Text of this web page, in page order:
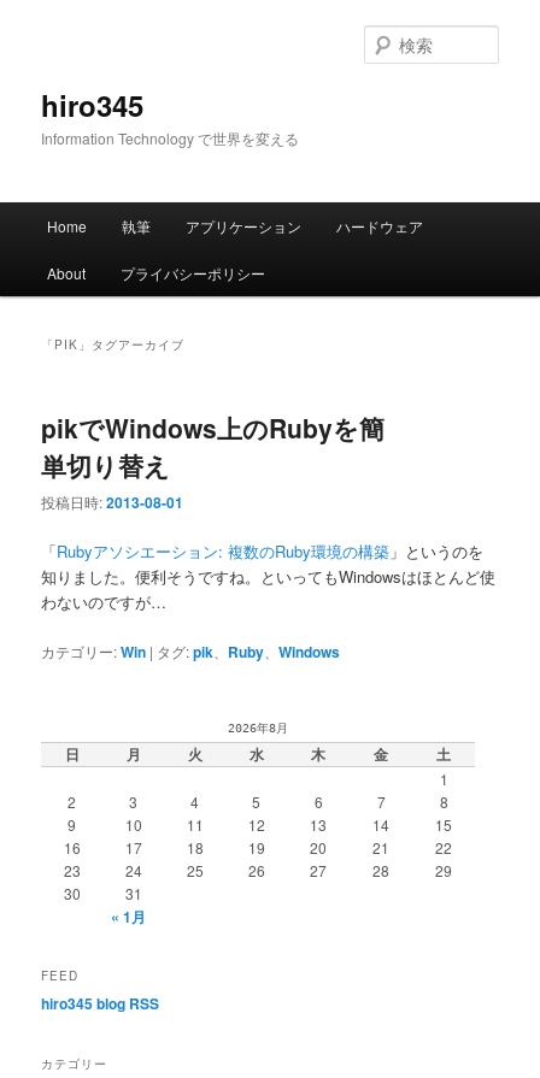
hiro345
Information Technology で世界を変える
索
メ
Home 執筆 アプリケーション ハードウェア
About プライバシーポリシー
「 PIK 」タグアーカイブ
pikでWindows上のRubyを簡
単切り替え
投稿日時:2013-08-01
「Rubyアソシエーション: 複数のRuby環境の構築 」というのを
知りました。便利そうですね。といってもWindowsはほとんど使
わないのですが…
カテゴリー:Win | タグ:pik Ruby 、Windows
2026年8月
日 月 火 水 木 金 土
1
2
3 4 5 6 7
8
9
10 11 12 13 14
15
16
17 18 19 20 21
22
23
24 25 26 27 28
29
30
31
« 1月
FEED
hiro345 blog RSS
カテゴリー